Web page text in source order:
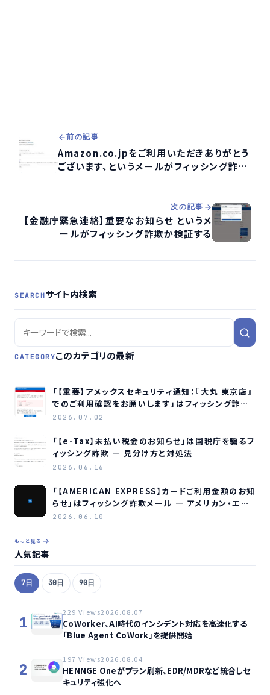
前の記事
Amazon.co.jpをご利用いただきありがとう
ございます、というメールがフィッシング詐欺
次の記事
【金融庁緊急連絡】重要なお知らせ というメ
ールがフィッシング詐欺か検証する
SEARCHサイト内検索
CATEGORYこのカテゴリの最新
「【重要】アメックスセキュリティ通知：『大丸 東京店』
でのご利用確認をお願いします」はフィッシング詐欺
メールです
2026.07.02
「【e-Tax】未払い税金のお知らせ」は国税庁を騙るフ
ィッシング詐欺 ― 見分け方と対処法
2026.06.16
「【AMERICAN EXPRESS】カードご利用金額のお知
らせ」はフィッシング詐欺メール ― アメリカン・エキ
スプレスを装う偽メールの見分け方
2026.06.10
もっと見る
人気記事
7日 30日 90日
1
229 Views2026.08.07
CoWorker、AI時代のインシデント対応を高速化する
「Blue Agent CoWork」を提供開始
2
197 Views2026.08.04
HENNGE Oneがプラン刷新、EDR/MDRなど統合しセ
キュリティ強化へ